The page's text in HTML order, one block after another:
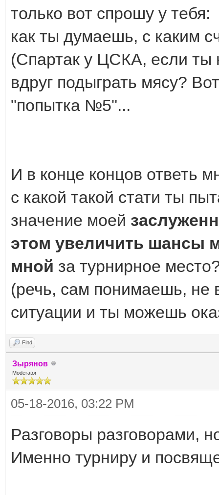
только вот спрошу у тебя:
как ты думаешь, с каким
(Спартак у ЦСКА, если ты
вдруг подыграть мясу?
"попытка №5"...
И в конце концов ответь
с какой такой стати ты
значение моей
этом увеличить шансы
мной за турнирное
(речь, сам понимаешь,
ситуации и ты можешь
Find
Зырянов
Moderator
05-18-2016, 03:22 PM
Разговоры разговорами,
Именно турниру и